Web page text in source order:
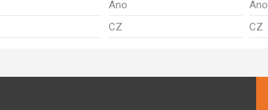
Ano Ano
CZ CZ